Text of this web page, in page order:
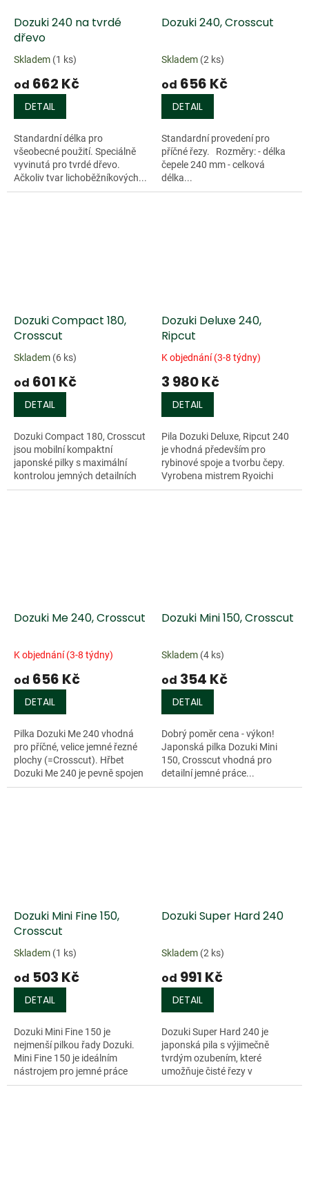
Dozuki 240 na tvrdé
dřevo
Skladem (1 ks)
od 662 Kč
DETAIL
Standardní délka pro
všeobecné použití. Speciálně
vyvinutá pro tvrdé dřevo.
Ačkoliv tvar lichoběžníkových...
Dozuki 240, Crosscut
Skladem (2 ks)
od 656 Kč
DETAIL
Standardní provedení pro
příčné řezy. Rozměry: - délka
čepele 240 mm - celková
délka...
Dozuki Compact 180,
Crosscut
Skladem (6 ks)
od 601 Kč
DETAIL
Dozuki Compact 180, Crosscut
jsou mobilní kompaktní
japonské pilky s maximální
kontrolou jemných detailních
řezů napříč...
Dozuki Deluxe 240,
Ripcut
K objednání (3-8 týdny)
3 980 Kč
DETAIL
Pila Dozuki Deluxe, Ripcut 240
je vhodná především pro
rybinové spoje a tvorbu čepy.
Vyrobena mistrem Ryoichi
Kanzawa. Špičkové...
Dozuki Me 240, Crosscut
K objednání (3-8 týdny)
od 656 Kč
DETAIL
Pilka Dozuki Me 240 vhodná
pro příčné, velice jemné řezné
plochy (=Crosscut). Hřbet
Dozuki Me 240 je pevně spojen
s rukojetí čím...
Dozuki Mini 150, Crosscut
Skladem (4 ks)
od 354 Kč
DETAIL
Dobrý poměr cena - výkon!
Japonská pilka Dozuki Mini
150, Crosscut vhodná pro
detailní jemné práce...
Dozuki Mini Fine 150,
Crosscut
Skladem (1 ks)
od 503 Kč
DETAIL
Dozuki Mini Fine 150 je
nejmenší pilkou řady Dozuki.
Mini Fine 150 je ideálním
nástrojem pro jemné práce
jako...
Dozuki Super Hard 240
Skladem (2 ks)
od 991 Kč
DETAIL
Dozuki Super Hard 240 je
japonská pila s výjimečně
tvrdým ozubením, které
umožňuje čisté řezy v
"problémových"...